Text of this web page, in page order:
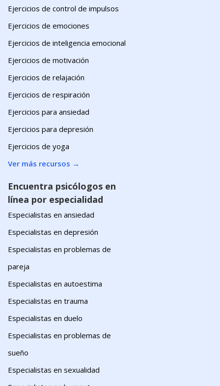
Ejercicios de control de impulsos
Ejercicios de emociones
Ejercicios de inteligencia emocional
Ejercicios de motivación
Ejercicios de relajación
Ejercicios de respiración
Ejercicios para ansiedad
Ejercicios para depresión
Ejercicios de yoga
Ver más recursos →
Encuentra psicólogos en
línea por especialidad
Especialistas en ansiedad
Especialistas en depresión
Especialistas en problemas de
pareja
Especialistas en autoestima
Especialistas en trauma
Especialistas en duelo
Especialistas en problemas de
sueño
Especialistas en sexualidad